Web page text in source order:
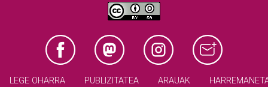
LEGE OHARRA PUBLIZITATEA ARAUAK